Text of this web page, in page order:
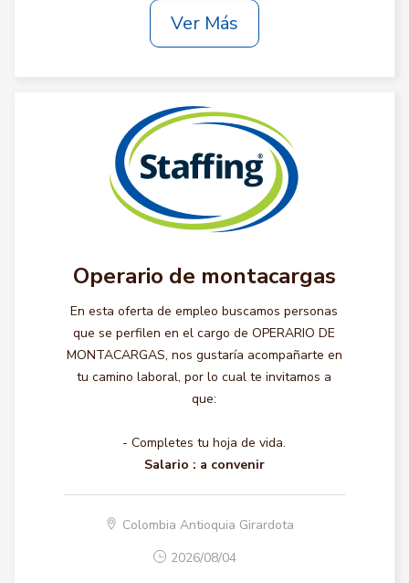
Ver Más
Operario de montacargas
En esta oferta de empleo buscamos personas
que se perfilen en el cargo de OPERARIO DE
MONTACARGAS, nos gustaría acompañarte en
tu camino laboral, por lo cual te invitamos a
que:
- Completes tu hoja de vida.
Salario : a convenir
Colombia Antioquia Girardota
2026/08/04